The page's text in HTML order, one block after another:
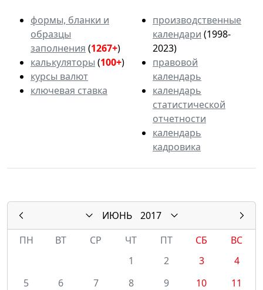
формы, бланки и
образцы
заполнения (1267+)
калькуляторы (100+)
курсы валют
ключевая ставка
производственные
календари (1998-
2023)
правовой
календарь
календарь
статистической
отчетности
календарь
кадровика
ИЮНЬ
2017
ПН
ВТ СР ЧТ ПТ СБ
ВС
1
2 3
4
5
6 7 8 9 10
11